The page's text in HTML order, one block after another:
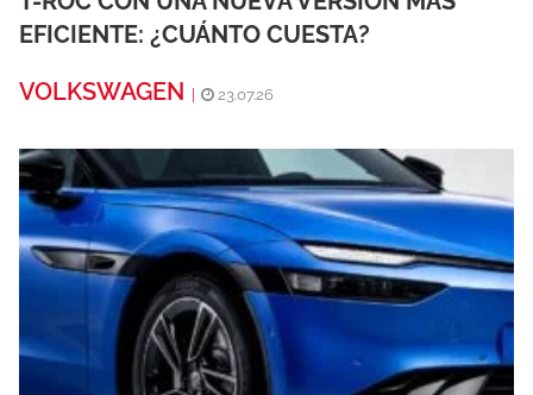
EFICIENTE: ¿CUÁNTO CUESTA?
VOLKSWAGEN
23.07.26